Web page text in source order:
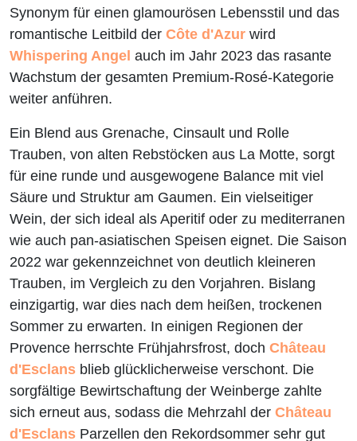
Synonym für einen glamourösen Lebensstil und das
romantische Leitbild der Côte d'Azur wird
Whispering Angel auch im Jahr 2023 das rasante
Wachstum der gesamten Premium-Rosé-Kategorie
weiter anführen.
Ein Blend aus Grenache, Cinsault und Rolle
Trauben, von alten Rebstöcken aus La Motte, sorgt
für eine runde und ausgewogene Balance mit viel
Säure und Struktur am Gaumen. Ein vielseitiger
Wein, der sich ideal als Aperitif oder zu mediterranen
wie auch pan-asiatischen Speisen eignet. Die Saison
2022 war gekennzeichnet von deutlich kleineren
Trauben, im Vergleich zu den Vorjahren. Bislang
einzigartig, war dies nach dem heißen, trockenen
Sommer zu erwarten. In einigen Regionen der
Provence herrschte Frühjahrsfrost, doch Château
d'Esclans blieb glücklicherweise verschont. Die
sorgfältige Bewirtschaftung der Weinberge zahlte
sich erneut aus, sodass die Mehrzahl der Château
d'Esclans Parzellen den Rekordsommer sehr gut